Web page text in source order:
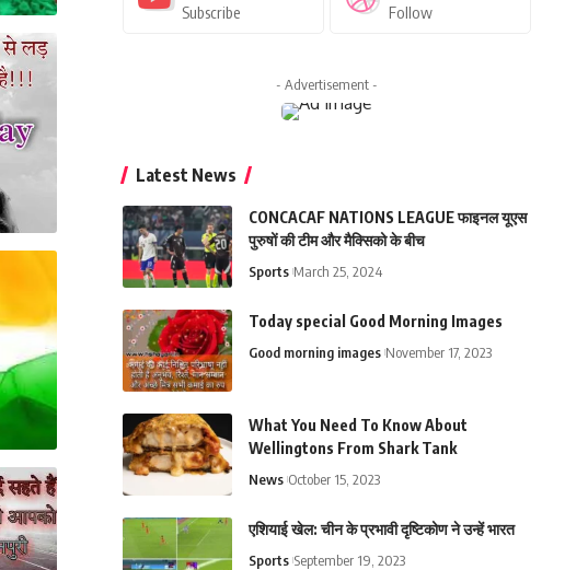
Subscribe Follow
- Advertisement -
Latest News
CONCACAF NATIONS LEAGUE फाइनल यूएस
पुरुषों की टीम और मैक्सिको के बीच
Sports March 25, 2024
Today special Good Morning Images
Good morning images November 17, 2023
What You Need To Know About
Wellingtons From Shark Tank
News October 15, 2023
एशियाई खेल: चीन के प्रभावी दृष्टिकोण ने उन्हें भारत
Sports September 19, 2023